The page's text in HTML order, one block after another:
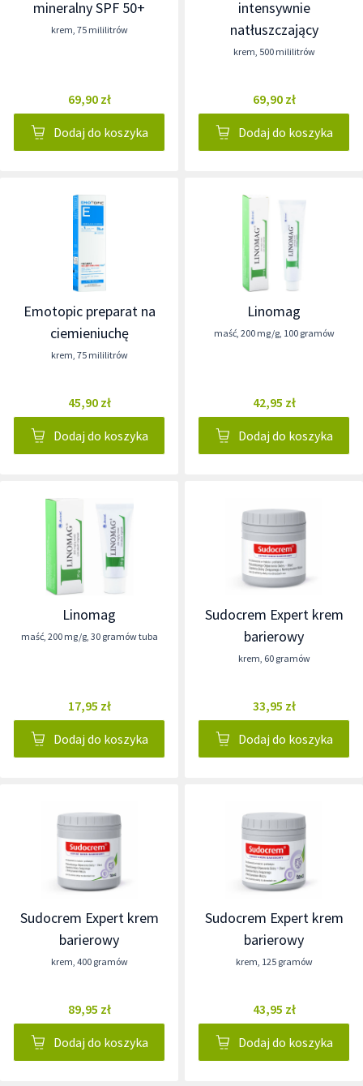
mineralny SPF 50+
krem, 75 mililitrów
69,90 zł
Dodaj do koszyka
intensywnie
natłuszczający
krem, 500 mililitrów
69,90 zł
Dodaj do koszyka
Emotopic preparat na
ciemieniuchę
krem, 75 mililitrów
45,90 zł
Dodaj do koszyka
Linomag
maść, 200 mg/g, 100 gramów
42,95 zł
Dodaj do koszyka
Linomag
maść, 200 mg/g, 30 gramów tuba
17,95 zł
Dodaj do koszyka
Sudocrem Expert krem
barierowy
krem, 60 gramów
33,95 zł
Dodaj do koszyka
Sudocrem Expert krem
barierowy
krem, 400 gramów
89,95 zł
Dodaj do koszyka
Sudocrem Expert krem
barierowy
krem, 125 gramów
43,95 zł
Dodaj do koszyka